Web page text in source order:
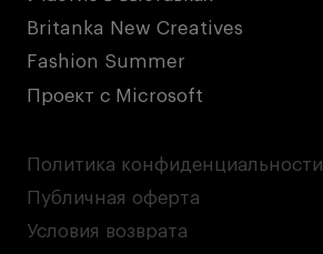
Britanka New Creatives
Fashion Summer
Проект с Microsoft
Политика конфиденциальности
Публичная оферта
Условия возврата